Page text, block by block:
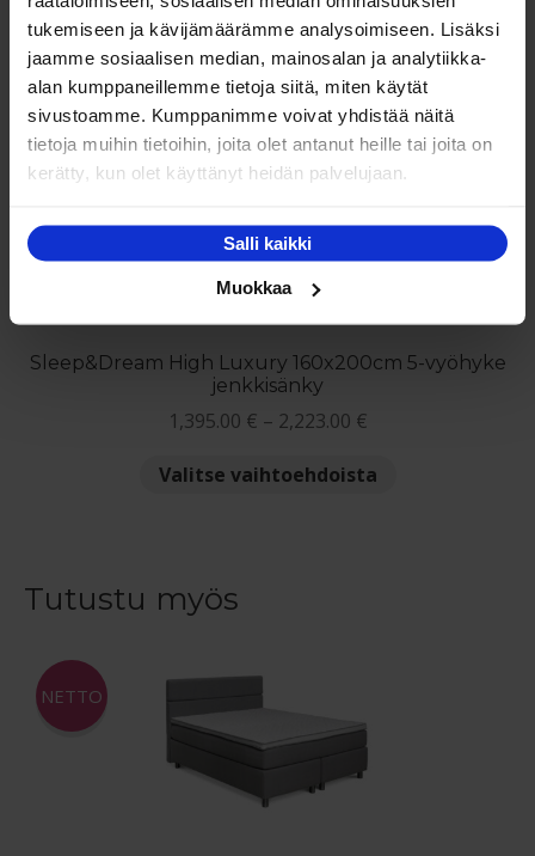
tukemiseen ja kävijämäärämme analysoimiseen. Lisäksi
jaamme sosiaalisen median, mainosalan ja analytiikka-
alan kumppaneillemme tietoja siitä, miten käytät
sivustoamme. Kumppanimme voivat yhdistää näitä
tietoja muihin tietoihin, joita olet antanut heille tai joita on
kerätty, kun olet käyttänyt heidän palvelujaan.
Salli kaikki
Muokkaa
-Styleline
Saatat myös pitää...
Sleep&Dream High Luxury 160x200cm 5-vyöhyke
jenkkisänky
NETTO
1,395.00 € – 2,223.00 €Hintaluokka:
-
Valitse vaihtoehdoista
Tutustu myös
NETTO